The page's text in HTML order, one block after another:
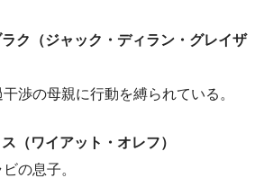
ク（ジャック・ディラン・グレイザ
渉の母親に行動を縛られている。
（ワイアット・オレフ）
の息子。